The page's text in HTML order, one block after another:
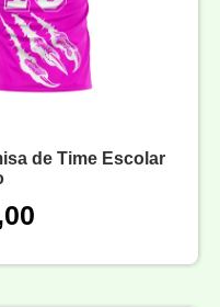
de Time Escolar